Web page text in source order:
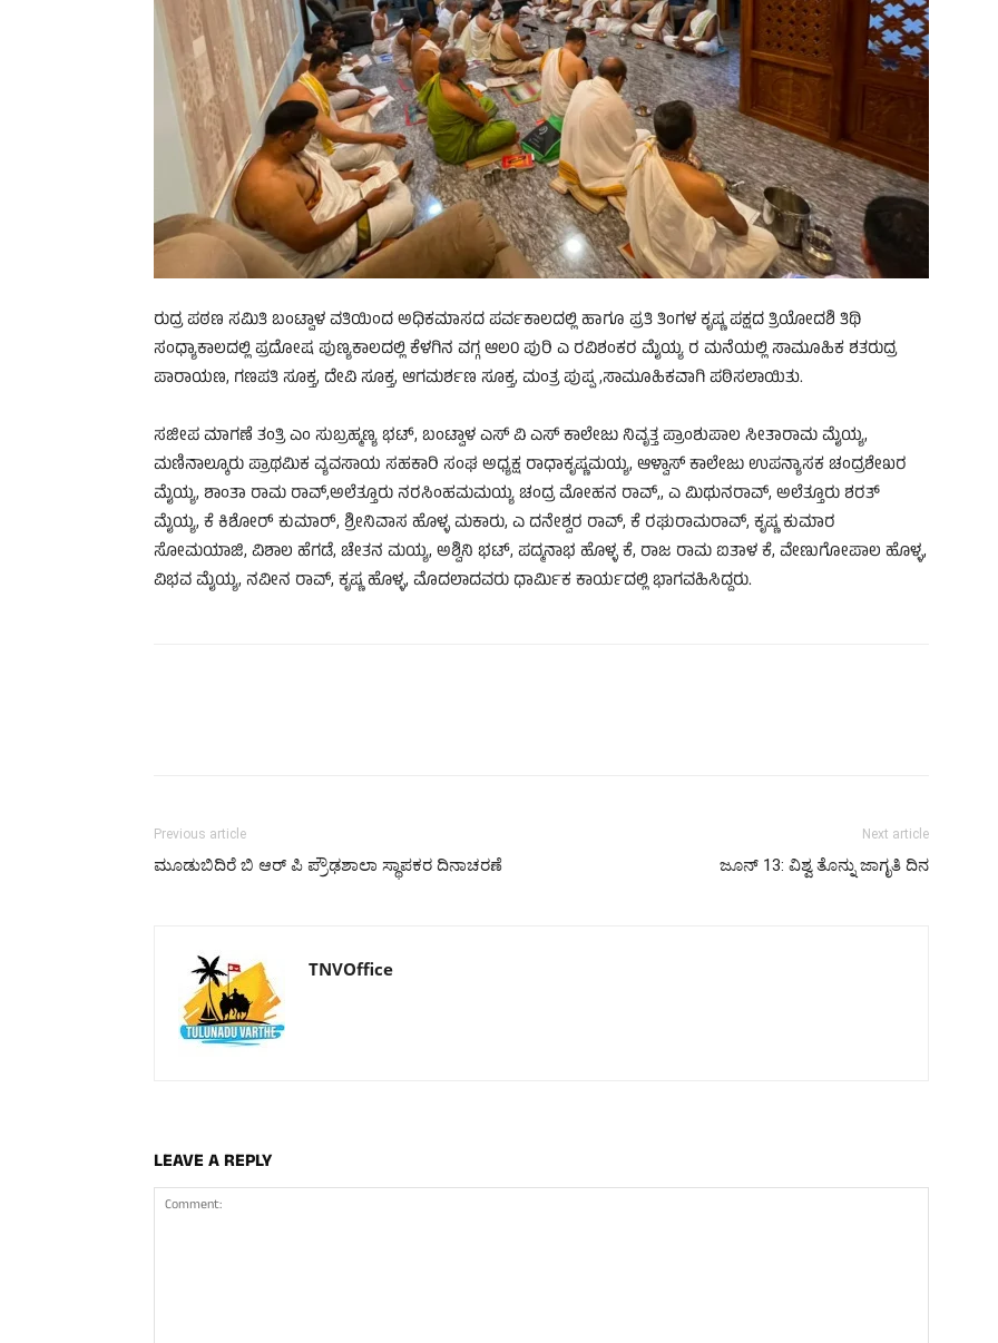
ರುದ್ರ ಪಠಣ ಸಮಿತಿ ಬಂಟ್ವಾಳ ವತಿಯಿಂದ ಅಧಿಕಮಾಸದ ಪರ್ವಕಾಲದಲ್ಲಿ ಹಾಗೂ ಪ್ರತಿ ತಿಂಗಳ ಕೃಷ್ಣ ಪಕ್ಷದ ತ್ರಿಯೋದಶಿ ತಿಥಿ
ಸಂಧ್ಯಾಕಾಲದಲ್ಲಿ ಪ್ರದೋಷ ಪುಣ್ಯಕಾಲದಲ್ಲಿ ಕೆಳಗಿನ ವಗ್ಗ ಆಲ0 ಪುರಿ ಎ ರವಿಶಂಕರ ಮೈಯ್ಯ ರ ಮನೆಯಲ್ಲಿ ಸಾಮೂಹಿಕ ಶತರುದ್ರ
ಪಾರಾಯಣ, ಗಣಪತಿ ಸೂಕ್ತ, ದೇವಿ ಸೂಕ್ತ, ಆಗಮರ್ಶಣ ಸೂಕ್ತ, ಮಂತ್ರ ಪುಷ್ಪ ,ಸಾಮೂಹಿಕವಾಗಿ ಪಠಿಸಲಾಯಿತು.
ಸಜೀಪ ಮಾಗಣೆ ತಂತ್ರಿ ಎಂ ಸುಬ್ರಹ್ಮಣ್ಯ ಭಟ್, ಬಂಟ್ವಾಳ ಎಸ್ ವಿ ಎಸ್ ಕಾಲೇಜು ನಿವೃತ್ತ ಪ್ರಾಂಶುಪಾಲ ಸೀತಾರಾಮ ಮೈಯ್ಯ,
ಮಣಿನಾಲ್ಕೂರು ಪ್ರಾಥಮಿಕ ವ್ಯವಸಾಯ ಸಹಕಾರಿ ಸಂಘ ಅಧ್ಯಕ್ಷ ರಾಧಾಕೃಷ್ಣಮಯ್ಯ, ಆಳ್ವಾಸ್ ಕಾಲೇಜು ಉಪನ್ಯಾಸಕ ಚಂದ್ರಶೇಖರ
ಮೈಯ್ಯ, ಶಾಂತಾ ರಾಮ ರಾವ್,ಅಲೆತ್ತೂರು ನರಸಿಂಹಮಮಯ್ಯ ಚಂದ್ರ ಮೋಹನ ರಾವ್,, ಎ ಮಿಥುನರಾವ್, ಅಲೆತ್ತೂರು ಶರತ್
ಮೈಯ್ಯ, ಕೆ ಕಿಶೋರ್ ಕುಮಾರ್, ಶ್ರೀನಿವಾಸ ಹೊಳ್ಳ ಮಕಾರು, ಎ ದನೇಶ್ವರ ರಾವ್, ಕೆ ರಘುರಾಮರಾವ್, ಕೃಷ್ಣ ಕುಮಾರ
ಸೋಮಯಾಜಿ, ವಿಶಾಲ ಹೆಗಡೆ, ಚೇತನ ಮಯ್ಯ, ಅಶ್ವಿನಿ ಭಟ್, ಪದ್ಮನಾಭ ಹೊಳ್ಳ ಕೆ, ರಾಜ ರಾಮ ಐತಾಳ ಕೆ, ವೇಣುಗೋಪಾಲ ಹೊಳ್ಳ,
ವಿಭವ ಮೈಯ್ಯ, ನವೀನ ರಾವ್, ಕೃಷ್ಣ ಹೊಳ್ಳ, ಮೊದಲಾದವರು ಧಾರ್ಮಿಕ ಕಾರ್ಯದಲ್ಲಿ ಭಾಗವಹಿಸಿದ್ದರು.
Previous article
ಮೂಡುಬಿದಿರೆ ಬಿ ಆರ್ ಪಿ ಪ್ರೌಢಶಾಲಾ ಸ್ಥಾಪಕರ ದಿನಾಚರಣೆ
Next article
ಜೂನ್ 13: ವಿಶ್ವ ತೊನ್ನು ಜಾಗೃತಿ ದಿನ
TNVOffice
LEAVE A REPLY